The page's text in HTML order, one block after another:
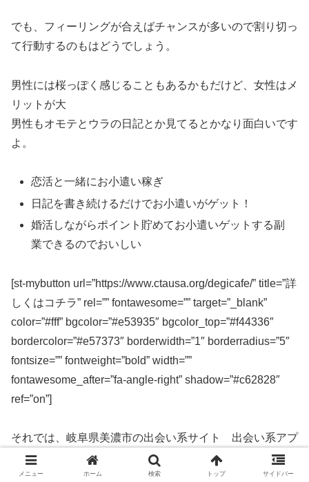
でも、フィーリングが合えばチャンスが多いので割り切っ
て行動するのもはどうでしょう。
男性には桜っぽく感じることもあるかもだけど、女性はメ
リットが大
男性もオモテとウラの日記とか見てるとかなり面白いです
よ。
恋活と一緒にお小遣い稼ぎ
日記を書き続けるだけでお小遣いがゲット！
婚活しながらポイント貯めてお小遣いゲットする副
業できるのでおいしい
[st-mybutton url=”https://www.ctausa.org/degicafe/” title=”詳
しくはコチラ” rel=”” fontawesome=”” target=”_blank”
color=”#fff” bgcolor=”#e53935″ bgcolor_top=”#f44336″
bordercolor=”#e57373″ borderwidth=”1″ borderradius=”5″
fontsize=”” fontweight=”bold” width=””
fontawesome_after=”fa-angle-right” shadow=”#c62828″
ref=”on”]
それでは、岐阜県美濃市の出会い系サイト 出会い系アプ
リを実際に使ってみた感想などを解説します。
メニュー ホーム 検索 トップ サイドバー